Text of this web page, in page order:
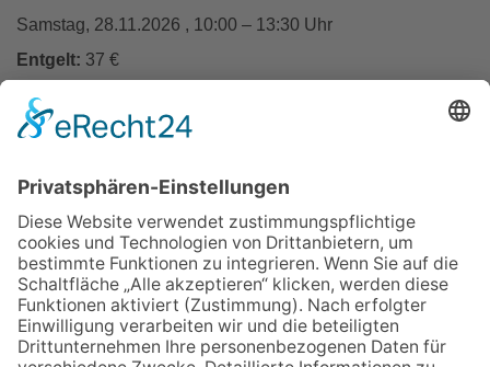
Samstag, 28.11.2026 , 10:00 – 13:30 Uhr
Entgelt: 37 €
Zurück